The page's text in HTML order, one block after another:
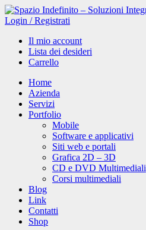
Login /Registrati
Il mio account
Lista dei desideri
Carrello
Home
Azienda
Servizi
Portfolio
Mobile
Software e applicativi
Siti web e portali
Grafica 2D – 3D
CD e DVD Multimediali
Corsi multimediali
Blog
Link
Contatti
Shop